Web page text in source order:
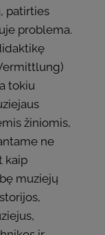
patirties
problema.
tokiu
žiniomis,
ne
kaip
muziejų